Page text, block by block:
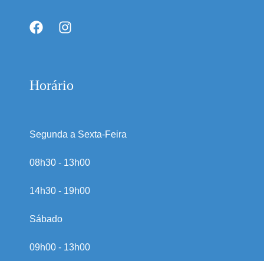
Horário
Segunda a Sexta-Feira
08h30 - 13h00
14h30 - 19h00
Sábado
09h00 - 13h00